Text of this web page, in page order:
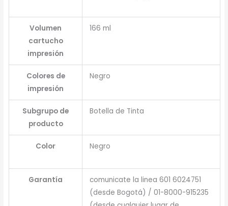
Volumen
cartucho
impresión
166 ml
Colores de
impresión
Negro
Subgrupo de
producto
Botella de Tinta
Color Negro
Garantía
comunicate la linea 601 6024751
(desde Bogotá) / 01-8000-915235